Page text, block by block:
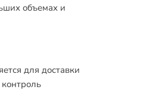
объемах и
для доставки